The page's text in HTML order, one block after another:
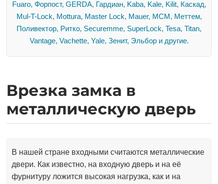
Fuaro, Форпост, GERDA, Гардиан, Kaba, Kale, Kilit, Каскад,
Mul-T-Lock, Mottura, Master Lock, Mauer, MCM, Меттем,
Поливектор, Ритко, Securemme, SuperLock, Tesa, Titan,
Vantage, Vachette, Yale, Зенит, Эльбор и другие.
Врезка замка в
металлическую дверь
В нашей стране входными считаются металлические
двери. Как известно, на входную дверь и на её
фурнитуру ложится высокая нагрузка, как и на